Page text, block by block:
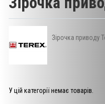
Зірочка приводу
У цій категорії немає товарів.